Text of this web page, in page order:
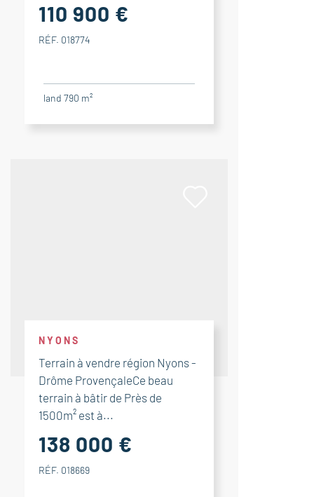
110 900 €
RÉF. 018774
land 790 m²
NYONS
Terrain à vendre région Nyons -
Drôme ProvençaleCe beau
terrain à bâtir de Près de
1500m² est à...
138 000 €
RÉF. 018669